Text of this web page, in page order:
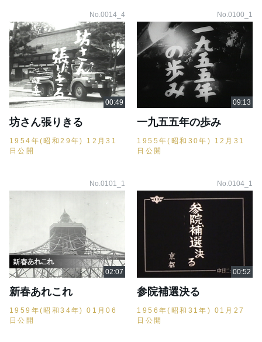
No.0014_4
坊さん張りきる
1954年(昭和29年) 12月31
日公開
No.0100_1
一九五五年の歩み
1955年(昭和30年) 12月31
日公開
No.0101_1
新春あれこれ
1959年(昭和34年) 01月06
日公開
No.0104_1
参院補選決る
1956年(昭和31年) 01月27
日公開